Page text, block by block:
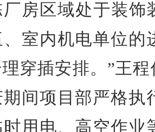
厂房区域处于装饰
室内机电单位的
穿插安排。”王
间项目部严格执
用电、高空作业